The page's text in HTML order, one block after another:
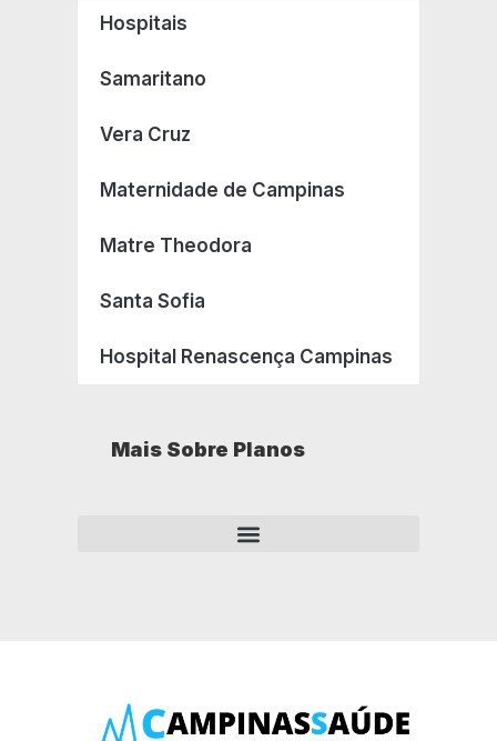
Hospitais
Samaritano
Vera Cruz
Maternidade de Campinas
Matre Theodora
Santa Sofia
Hospital Renascença Campinas
Mais Sobre Planos